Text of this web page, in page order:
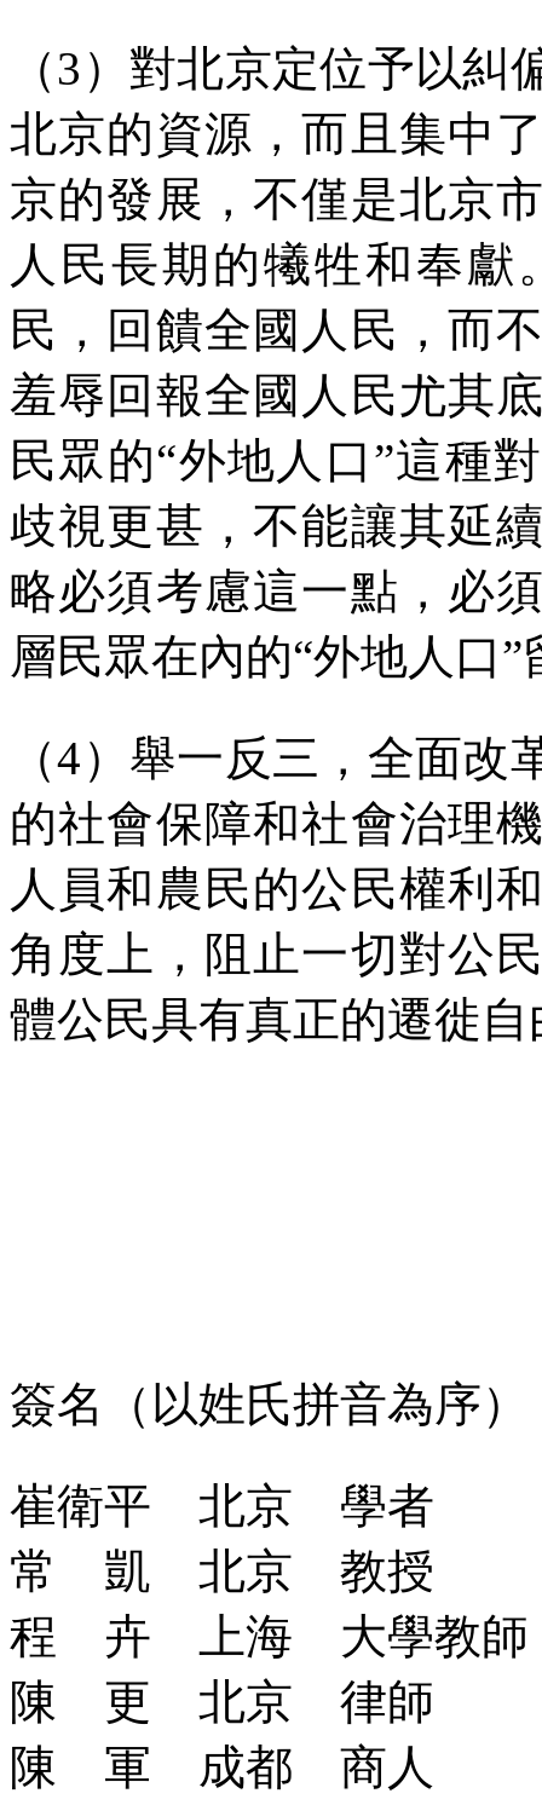
（3 ）對北京定位予以糾
北京的資源，而且集中
京的發展，不僅是北京
人民長期的犧牲和奉
民，回饋全國人民，而
羞辱回報全國人民尤其
民眾的“外地人口”這種
歧視更甚，不能讓其延
略必須考慮這一點，必
層民眾在內的“外地人口”
（4）舉一反三，全面改
的社會保障和社會治理
人員和農民的公民權利
角度上，阻止一切對公
體公民具有真正的遷徙自
簽名（以姓氏拼音為序）
崔衛平 北京 學者
常 凱 北京 教授
程 卉 上海 大學教師
陳 更 北京 律師
陳 軍 成都 商人